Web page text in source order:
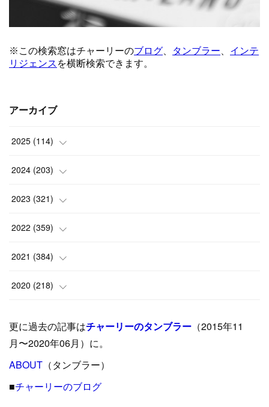
アーカイブ
2025 (114)
(1)
(8)
(6)
(9 )
( 5 )
( 15
(24)
(8 )
2024 (203)
(24)
(10)
(18)
(17)
)
(12)
19)
2023 (321)
(25)
(17)
(35)
(33 )
(26)
27)
2022 (359)
(42)
(37)
(31)
(31)
31
2021 (384)
(9)
(39)
( 23)
40
2020 (218)
(24)
( 42)
更に過去の記事はチャーリーのタンブラー （2015年11
月〜2020年06月）に。
ABOUT （タンブラー）
■チャーリーのブログ